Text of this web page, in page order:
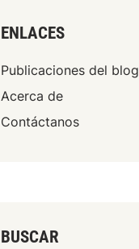
ENLACES
Publicaciones del blog
Acerca de
Contáctanos
BUSCAR